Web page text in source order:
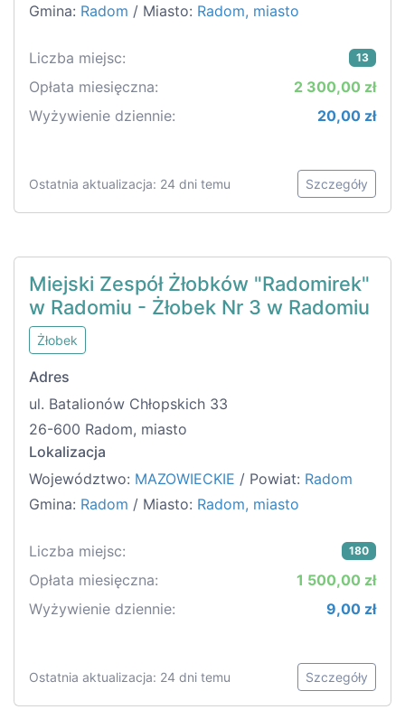
Gmina: Radom / Miasto: Radom, miasto
Liczba miejsc: 13
Opłata miesięczna:
2 300,00 zł
Wyżywienie dziennie:
20,00 zł
Ostatnia aktualizacja: 24 dni temu Szczegóły
Miejski Zespół Żłobków "Radomirek"
w Radomiu - Żłobek Nr 3 w Radomiu
Żłobek
Adres
ul. Batalionów Chłopskich 33
26-600 Radom, miasto
Lokalizacja
Województwo: MAZOWIECKIE / Powiat: Radom
Gmina: Radom / Miasto: Radom, miasto
Liczba miejsc: 180
Opłata miesięczna:
1 500,00 zł
Wyżywienie dziennie:
9,00 zł
Ostatnia aktualizacja: 24 dni temu Szczegóły